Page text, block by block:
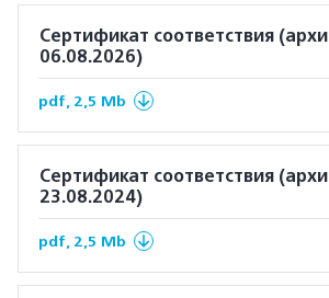
Сертификат соответствия
06.08.2026)
pdf, 2,5 Mb
Сертификат соответствия
23.08.2024)
pdf, 2,5 Mb